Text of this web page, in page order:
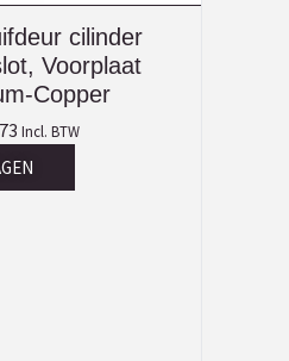
cilinder
Voorplaat
Copper
Incl. BTW